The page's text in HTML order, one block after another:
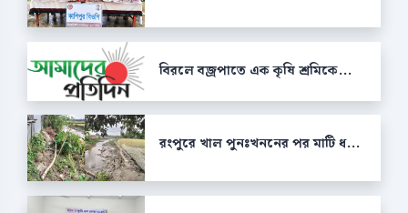
বিরলে বজ্রপাতে এক কৃষি শ্রমিকে...
রংপুরে খাল পুনঃখননের পর মাটি ধ...